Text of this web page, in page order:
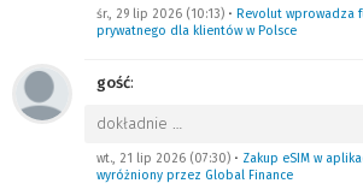
śr., 29 lip 2026 (10:13) • Revolut wprowadza
prywatnego dla klientów w Polsce
gość:
dokładnie …
wt., 21 lip 2026 (07:30) • Zakup eSIM w
wyróżniony przez Global Finance